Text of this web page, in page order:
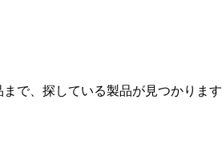
で、探している製品が見つかります